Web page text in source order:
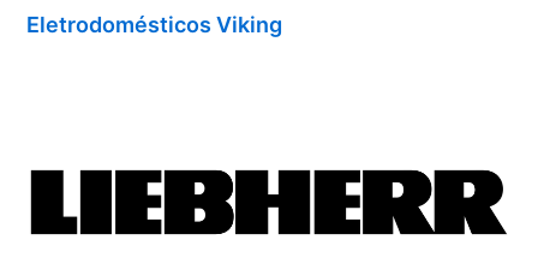
Eletrodomésticos Viking